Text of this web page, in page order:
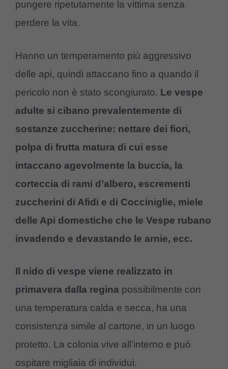
pungere ripetutamente la vittima senza
perdere la vita.
Hanno un temperamento più aggressivo
delle api, quindi attaccano fino a quando il
pericolo non è stato scongiurato. Le vespe
adulte si cibano prevalentemente di
sostanze zuccherine: nettare dei fiori,
polpa di frutta matura di cui esse
intaccano agevolmente la buccia, la
corteccia di rami d’albero, escrementi
zuccherini di Afidi e di Cocciniglie, miele
delle Api domestiche che le Vespe rubano
invadendo e devastando le arnie, ecc.
Il nido di vespe viene realizzato in
primavera dalla regina possibilmente con
una temperatura calda e secca, ha una
consistenza simile al cartone, in un luogo
protetto. La colonia vive all’interno e può
ospitare migliaia di individui.